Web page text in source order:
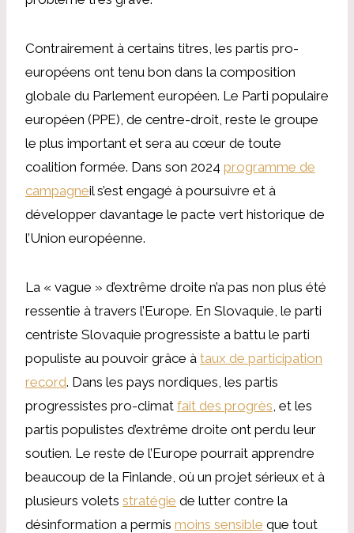
Contrairement à certains titres, les partis pro-
européens ont tenu bon dans la composition
globale du Parlement européen. Le Parti populaire
européen (PPE), de centre-droit, reste le groupe
le plus important et sera au cœur de toute
coalition formée. Dans son 2024 programme de
campagneil s’est engagé à poursuivre et à
développer davantage le pacte vert historique de
l’Union européenne.
La « vague » d’extrême droite n’a pas non plus été
ressentie à travers l’Europe. En Slovaquie, le parti
centriste Slovaquie progressiste a battu le parti
populiste au pouvoir grâce à taux de participation
record. Dans les pays nordiques, les partis
progressistes pro-climat fait des progrès , et les
partis populistes d’extrême droite ont perdu leur
soutien. Le reste de l’Europe pourrait apprendre
beaucoup de la Finlande, où un projet sérieux et à
plusieurs volets stratégie de lutter contre la
désinformation a permis moins sensible que tout